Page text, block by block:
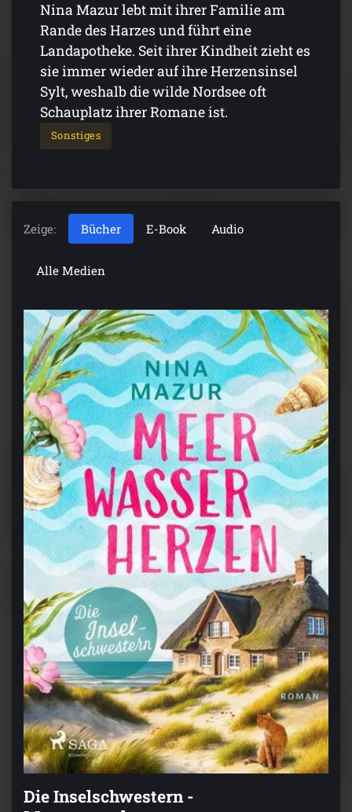
Nina Mazur lebt mit ihrer Familie am
Rande des Harzes und führt eine
Landapotheke. Seit ihrer Kindheit zieht es
sie immer wieder auf ihre Herzensinsel
Sylt, weshalb die wilde Nordsee oft
Schauplatz ihrer Romane ist.
Sonstiges
Zeige: Bücher E-Book Audio
Alle Medien
Die Inselschwestern -